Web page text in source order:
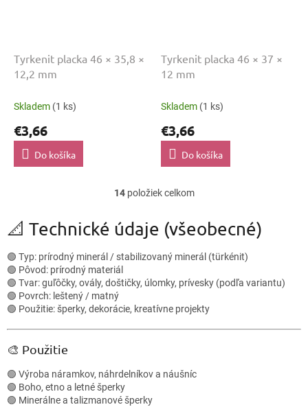
Tyrkenit placka 46 × 35,8 ×
12,2 mm
Skladem (1 ks)
€3,66
Do košíka
Tyrkenit placka 46 × 37 ×
12 mm
Skladem (1 ks)
€3,66
Do košíka
O
l
á
a
i
e
p
r
v
14položiek celkom
📐 Technické údaje (všeobecné)
🟢 Typ: prírodný minerál / stabilizovaný minerál (türkénit)
🟢 Pôvod: prírodný materiál
🟢 Tvar: guľôčky, ovály, doštičky, úlomky, prívesky (podľa variantu)
🟢 Povrch: leštený / matný
🟢 Použitie: šperky, dekorácie, kreatívne projekty
🎨 Použitie
🟢 Výroba náramkov, náhrdelníkov a náušníc
🟢 Boho, etno a letné šperky
🟢 Minerálne a talizmanové šperky